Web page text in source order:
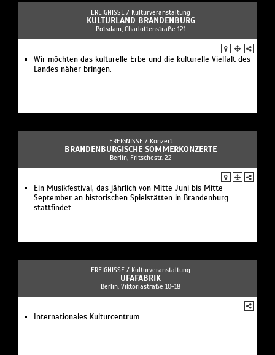
EREIGNISSE / Kulturveranstaltung
KULTURLAND BRANDENBURG
Potsdam, Charlottenstraße 121
Wir möchten das kulturelle Erbe und die kulturelle Vielfalt des
Landes näher bringen.
EREIGNISSE / Konzert
BRANDENBURGISCHE SOMMERKONZERTE
Berlin, Fritschestr. 22
Ein Musikfestival, das jährlich von Mitte Juni bis Mitte
September an historischen Spielstätten in Brandenburg
stattfindet
EREIGNISSE / Kulturveranstaltung
UFAFABRIK
Berlin, Viktoriastraße 10-18
Internationales Kulturcentrum